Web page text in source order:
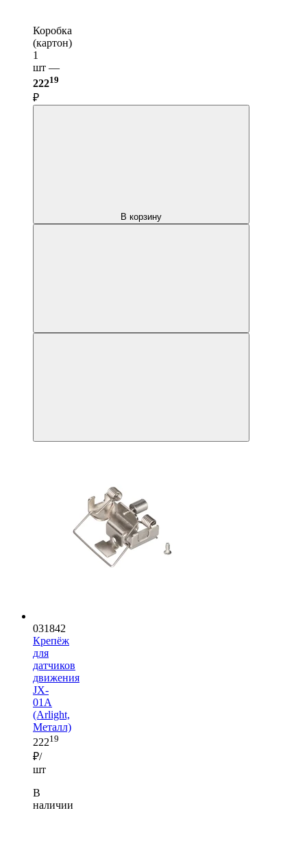
Коробка
(картон)
1
шт —
22219
₽
В корзину
031842
Крепёж
для
датчиков
движения
JX-
01A
(Arlight,
Металл)
22219
₽/
шт
В
наличии